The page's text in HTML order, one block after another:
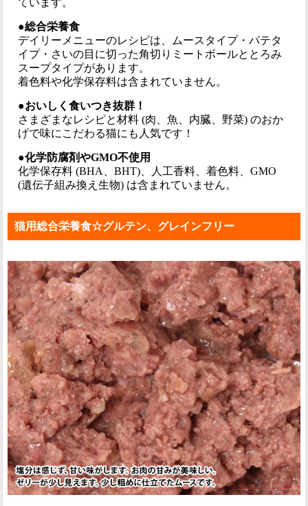
ています。
●総合栄養食
デイリーメニューのレシピは、ムースタイプ・パテタ
イプ・さいの目に切った角切りミートボールととろみ
スープタイプがあります。
着色料や化学保存料は含まれていません。
●おいしく食いつき抜群！
さまざまなレシピと材料 (肉、魚、内臓、野菜) のおか
げで味にこだわる猫にも人気です！
●化学防腐剤やGMO不使用
化学保存料 (BHA、BHT)、人工香料、着色料、GMO
(遺伝子組み換え生物) は含まれていません。
猫用総合栄養食☆グルテン、グレインフリー